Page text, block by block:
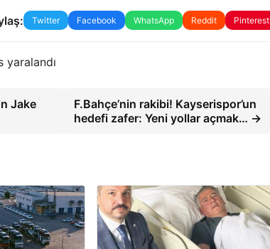
Twitter Facebook WhatsApp Reddit Pinterest
yaralandı
Jake
F.Bahçe’nin rakibi! Kayserispor’un
hedefi zafer: Yeni yollar açmak… →